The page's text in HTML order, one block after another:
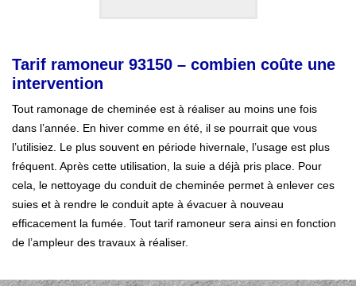
Tarif ramoneur 93150 – combien coûte une
intervention
Tout ramonage de cheminée est à réaliser au moins une fois
dans l’année. En hiver comme en été, il se pourrait que vous
l’utilisiez. Le plus souvent en période hivernale, l’usage est plus
fréquent. Après cette utilisation, la suie a déjà pris place. Pour
cela, le nettoyage du conduit de cheminée permet à enlever ces
suies et à rendre le conduit apte à évacuer à nouveau
efficacement la fumée. Tout tarif ramoneur sera ainsi en fonction
de l’ampleur des travaux à réaliser.